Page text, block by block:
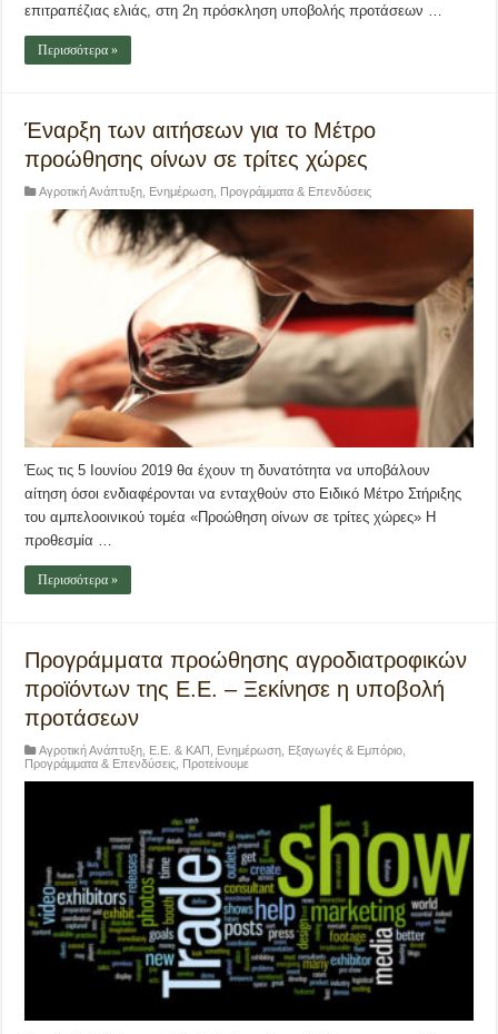
επιτραπέζιας ελιάς, στη 2η πρόσκληση υποβολής προτάσεων …
Περισσότερα »
Έναρξη των αιτήσεων για το Μέτρο
προώθησης οίνων σε τρίτες χώρες
Αγροτική Ανάπτυξη Ενημέρωση Προγράμματα & Επενδύσεις
Έως τις 5 Ιουνίου 2019 θα έχουν τη δυνατότητα να υποβάλουν
αίτηση όσοι ενδιαφέρονται να ενταχθούν στο Ειδικό Μέτρο Στήριξης
του αμπελοοινικού τομέα «Προώθηση οίνων σε τρίτες χώρες» Η
προθεσμία …
Περισσότερα »
Προγράμματα προώθησης αγροδιατροφικών
προϊόντων της Ε.Ε. – Ξεκίνησε η υποβολή
προτάσεων
Αγροτική Ανάπτυξη Ε.Ε. & ΚΑΠ Ενημέρωση Εξαγωγές & Εμπόριο
Προγράμματα & Επενδύσεις
Προτείνουμε